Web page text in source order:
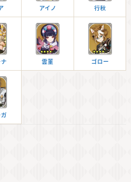
アイノ 行秋
雲菫 ゴロー